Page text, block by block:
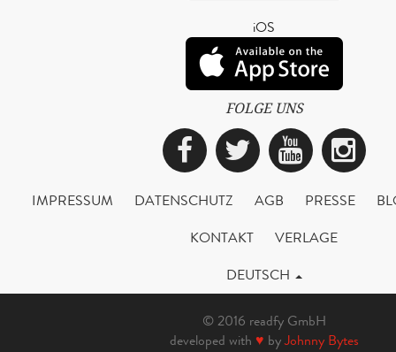
iOS
FOLGE UNS
Facebook
Twitter
IMPRESSUM DATENSCHUTZ AGB PRESSE
KONTAKT
VERLAGE
DEUTSCH
© 2016 readfy GmbH
developed with ♥ byJohnny Bytes